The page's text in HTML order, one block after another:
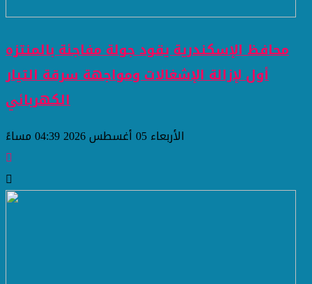
محافظ الإسكندرية يقود جولة مفاجئة بالمنتزه
أول لإزالة الإشغالات ومواجهة سرقة التيار
الكهربائي
الأربعاء 05 أغسطس 2026 04:39 مساءً